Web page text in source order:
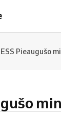
Pieaugušo